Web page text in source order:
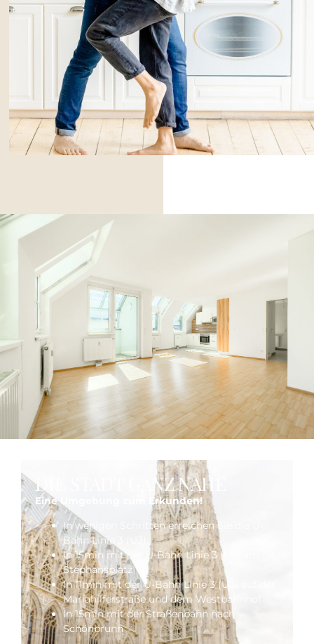
DIE STADT GANZ NAHE
Eine Umgebung zum Erkunden!
In wenigen Schritten erreichen Sie die U-
Bahn Linie 3 (U3).
In 15min mit der U-Bahn Linie 3 (U3) am
Stephansplatz
In 11min mit der U-Bahn Linie 3 (U3) auf der
Mariahilferstraße und dem Westbahnhof
In 15min mit der Straßenbahn nach
Schönbrunn